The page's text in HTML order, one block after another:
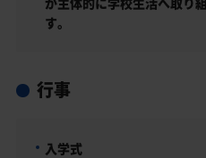
す。
行事
入学式